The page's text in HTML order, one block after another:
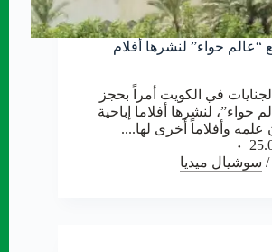
حواء” لنشرها أفلام
في الكويت أمراً بحجز
حواء”، لنشرها أفلاما إباحية
علمه وأفلاماً أخرى لها....
/ سوشيال ميديا